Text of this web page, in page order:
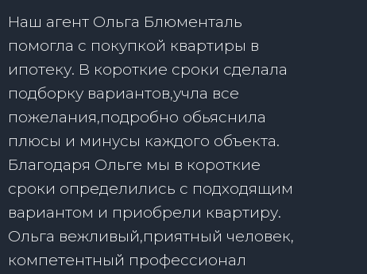
Наш агент Ольга Блюменталь
помогла с покупкой квартиры в
ипотеку. В короткие сроки сделала
подборку вариантов,учла все
пожелания,подробно обьяснила
плюсы и минусы каждого объекта.
Благодаря Ольге мы в короткие
сроки определились с подходящим
вариантом и приобрели квартиру.
Ольга вежливый,приятный человек,
компетентный профессионал